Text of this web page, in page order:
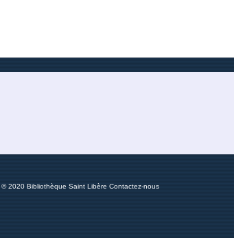
© 2020 Bibliothèque Saint Libère Contactez-nous